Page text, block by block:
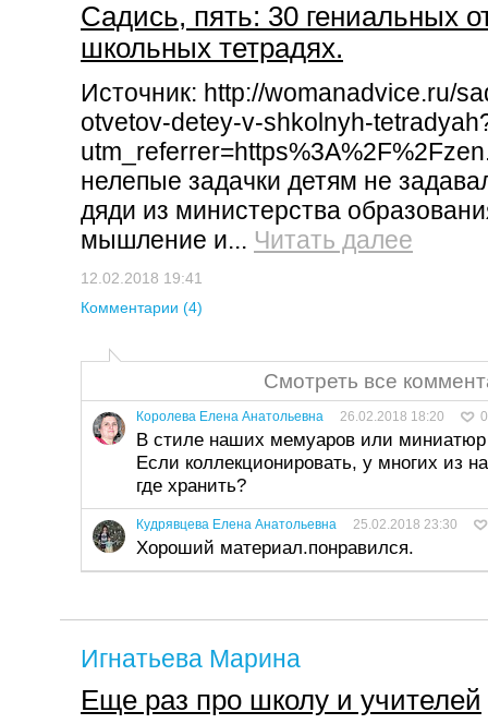
Садись, пять: 30 гениальных
школьных тетрадях.
Источник: http://womanadvice.ru/
otvetov-detey-v-shkolnyh-
нелепые задачки детям не
дяди из министерства
мышление и... Читать далее
12.02.2018 19:41
Комментарии (4)
Смотреть все
Королева Елена Анатольевна 26.02.2018 18:20 0
В стиле наших мемуаров или
Если коллекционировать, у многих из
где хранить?
Кудрявцева Елена Анатольевна 25.02.2018 23:30
Хороший материал.понравился.
Игнатьева Марина
Еще раз про школу и учителей